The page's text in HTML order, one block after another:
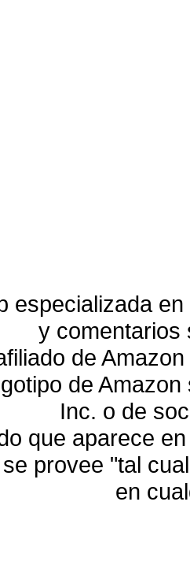
especializada
y
de
de
Inc. o de
que aparece
provee "tal
en